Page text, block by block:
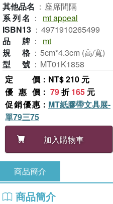
其他品名 ： 座席間隔
系列名 ：
mt appeal
ISBN13 ： 4971910265499
品牌 ：
mt
規格 ： 5cm*4.3cm (高/寬)
型號 ： MT01K1858
定價 ：NT$ 210 元
優惠價 ： 79折165 元
促銷優惠 ： MT紙膠帶文具展-
單79三75
加入購物車
商品簡介
商品簡介